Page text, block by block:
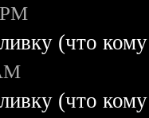
(что
(что